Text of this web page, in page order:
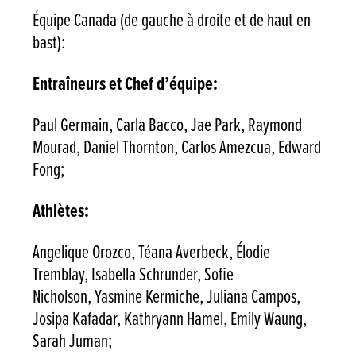
Équipe Canada (de gauche à droite et de haut en
bast):
Entraîneurs et Chef d’équipe:
Paul Germain, Carla Bacco, Jae Park, Raymond
Mourad, Daniel Thornton, Carlos Amezcua, Edward
Fong;
Athlètes:
Angelique Orozco, Téana Averbeck, Élodie
Tremblay, Isabella Schrunder, Sofie
Nicholson, Yasmine Kermiche, Juliana Campos,
Josipa Kafadar, Kathryann Hamel, Emily Waung,
Sarah Juman;